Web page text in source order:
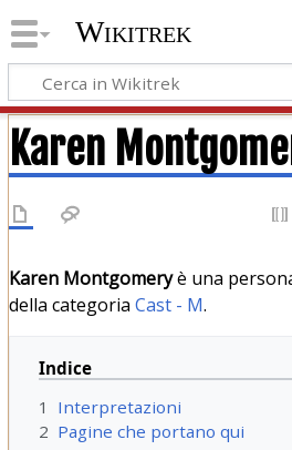
Wikitrek
Karen
Karen Montgomeryè una
della categoria Cast - M.
Indice
1
Interpretazioni
2 Pagine che portano qui